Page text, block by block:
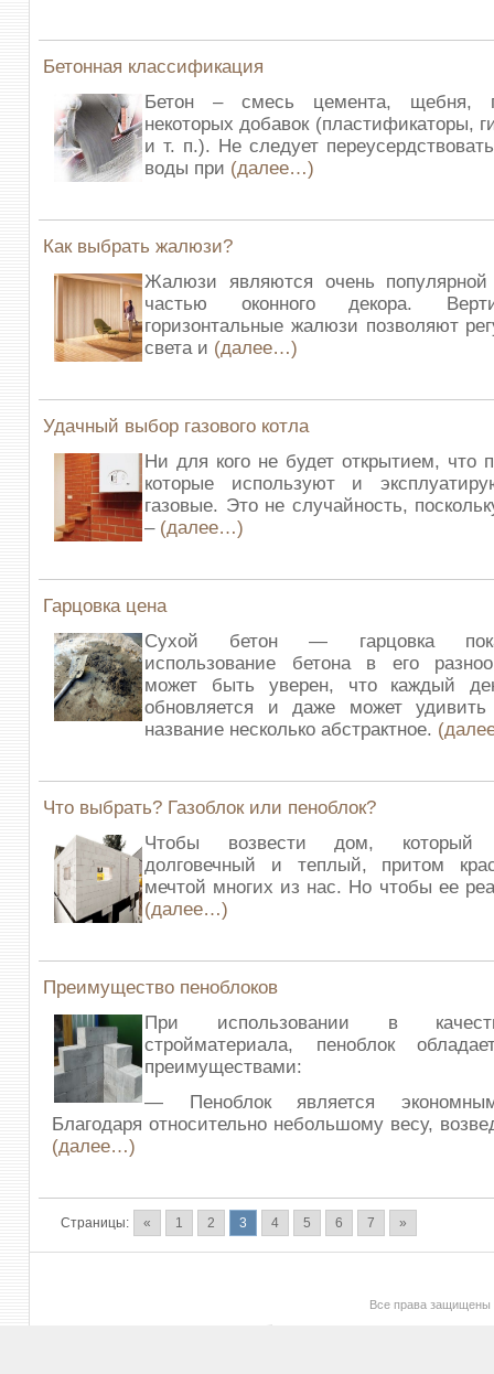
Бетонная классификация
Бетон – смесь цемента, щебня,
некоторых добавок (пластификаторы,
и т. п.). Не следует
воды при (далее…)
Как выбрать жалюзи?
Жалюзи являются очень
частью оконного декора.
горизонтальные жалюзи позволяют
света и (далее…)
Удачный выбор газового котла
Ни для кого не будет открытием, что
которые используют и
газовые. Это не случайность,
– (далее…)
Гарцовка цена
Сухой бетон — гарцовка
использование бетона в его
может быть уверен, что каждый
обновляется и даже может
название несколько абстрактное.
Что выбрать? Газоблок или пеноблок?
Чтобы возвести дом, который
долговечный и теплый, притом
мечтой многих из нас. Но чтобы ее
(далее…)
Преимущество пеноблоков
При использовании в
стройматериала, пеноблок
преимуществами:
— Пеноблок является
Благодаря относительно небольшому весу,
(далее…)
Страницы: « 1 2 3 4 5 6 7 »
Все права